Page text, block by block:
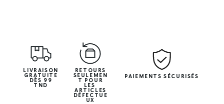
LIVRAISON
GRATUITE
DÈS 99
TND
RETOURS
SEULEMEN
T POUR
LES
ARTICLES
DÉFECTUE
UX
PAIEMENTS SÉCURISÉS